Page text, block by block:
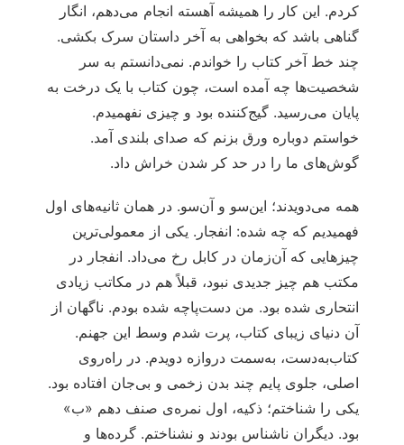
کردم. این کار را همیشه آهسته انجام می‌دهم، انگار
گناهی باشد که بخواهی به آخر داستان سرک بکشی.
چند خط آخر کتاب را خواندم. نمی‌دانستم به سر
شخصیت‌ها چه آمده است، چون کتاب با یک درخت به
پایان می‌رسید. گیج‌کننده بود و چیزی نفهمیدم.
خواستم دوباره ورق بزنم که صدای بلندی آمد.
گوش‌های ما را در حد کر شدن خراش داد.
همه می‌دویدند؛ این‌سو و آن‌سو. در همان ثانیه‌های اول
فهمیدیم که چه شده: انفجار. یکی از معمولی‌ترین
چیزهایی که آن‌زمان در کابل رخ می‌داد. انفجار در
مکتب هم چیز جدیدی نبود، قبلاً هم در مکاتب زیادی
انتحاری شده بود. من دست‌پاچه شده بودم. ناگهان از
آن دنیای زیبای کتاب، پرت شدم وسط این جهنم.
کتاب‌به‌دست، به‌سمت دروازه دویدم. در راه‌روی
اصلی، جلوی پایم چند بدن زخمی و بی‌جان افتاده بود.
یکی را شناختم؛ ذکیه، اول نمره‌ی صنف دهم «ب»
بود. دیگران ناشناس بودند و نشناختم. گرده‌ها و